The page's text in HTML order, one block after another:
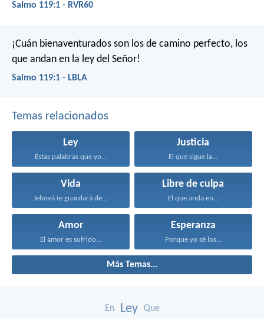
Salmo 119:1 - RVR60
¡Cuán bienaventurados son los de camino perfecto, los
que andan en la ley del Señor!
Salmo 119:1 - LBLA
Temas relacionados
Ley
Estas palabras que yo...
Justicia
El que sigue la...
Vida
Jehová te guardará de...
Libre de culpa
El que anda en...
Amor
El amor es sufrido...
Esperanza
Porque yo sé los...
Más Temas...
En Ley Que